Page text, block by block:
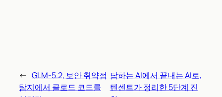
← GLM-5.2, 보안 취약점
탐지에서 클로드 코드를
답하는 AI에서 끝내는 AI로,
텐센트가 정리한 5단계 진